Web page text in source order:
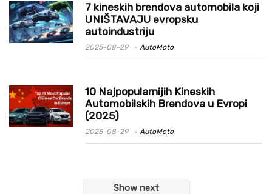
7 kineskih brendova automobila koji
UNIŠTAVAJU evropsku
autoindustriju
2025-08-29 AutoMoto
10 Najpopularnijih Kineskih
Automobilskih Brendova u Evropi
(2025)
2025-08-29 AutoMoto
Show next